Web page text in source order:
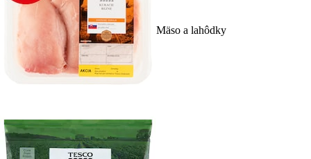
Mäso a lahôdky